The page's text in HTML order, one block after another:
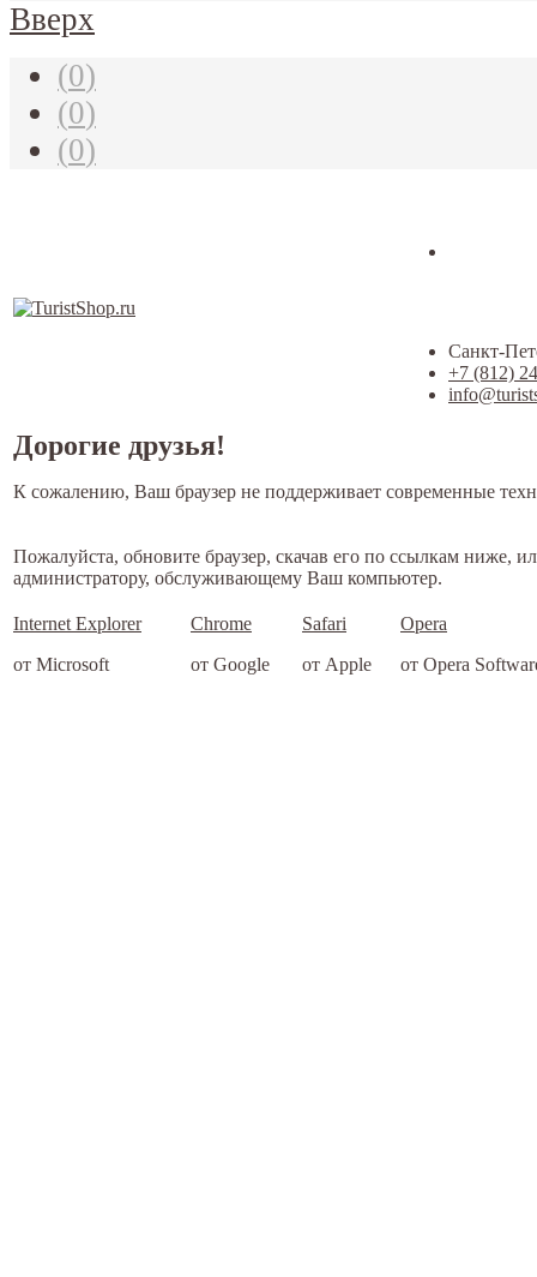
Вверх
(0)
(0)
(0)
Санкт-
+7 (812)
Дорогие друзья!
К сожалению, Ваш браузер не поддерживает современные
Пожалуйста, обновите браузер, скачав его по ссылкам ниже,
администратору, обслуживающему Ваш компьютер.
Internet Explorer
от Microsoft
Chrome
от Google
Safari
от Apple
Opera
от Opera